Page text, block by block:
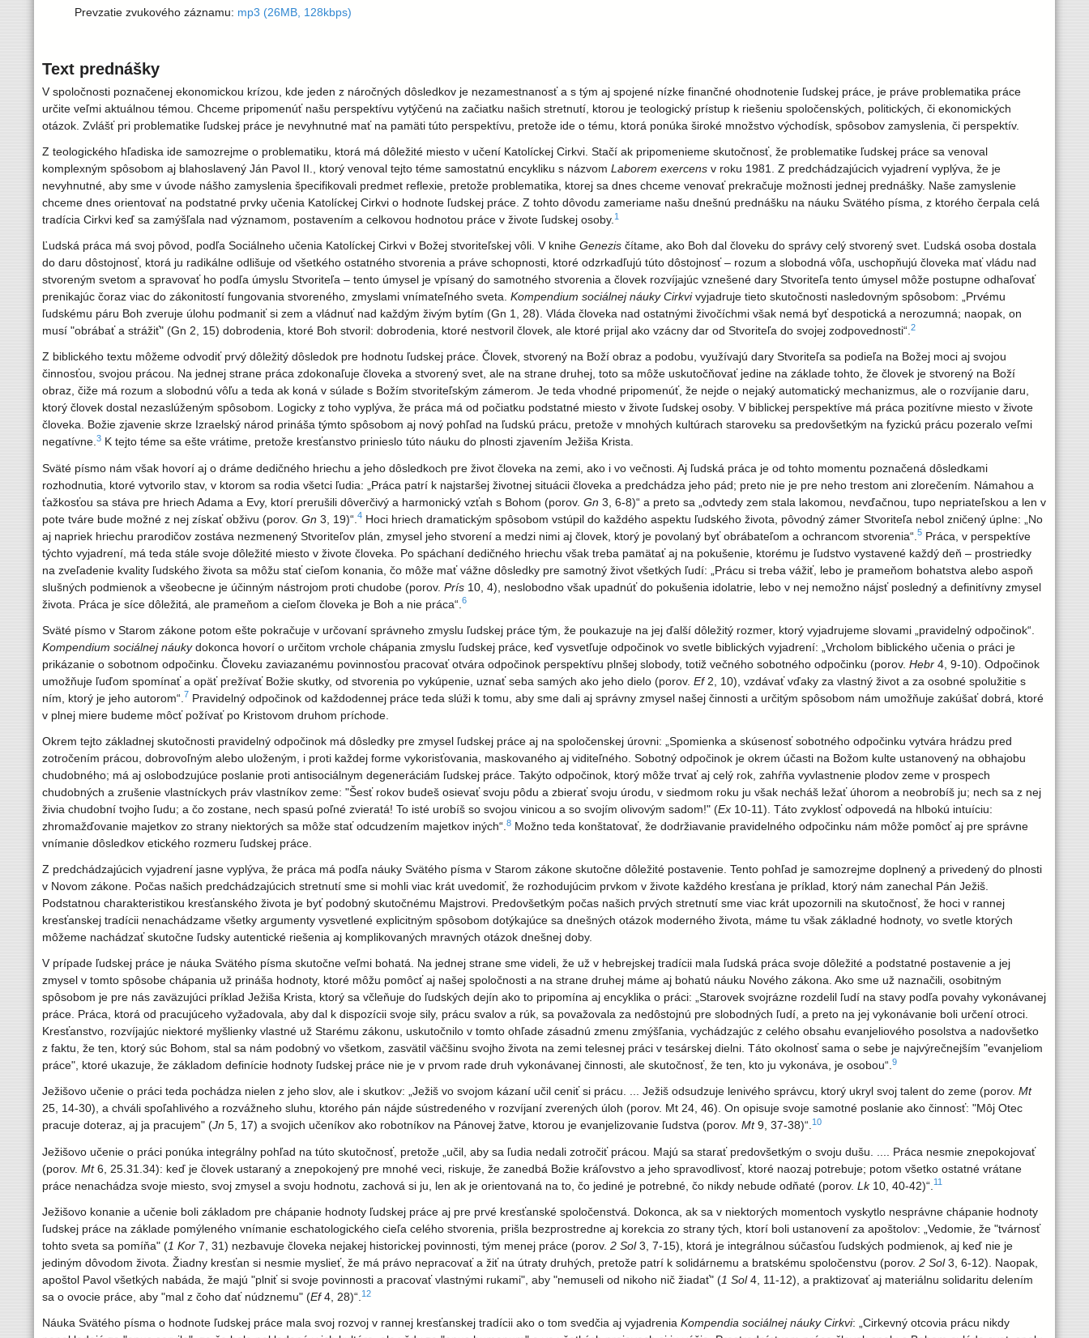
v
s
k
á
a
r
c
i
d
i
e
c
é
z
a
Prevzatie zvukového záznamu: mp3 (26MB, 128kbps)
Text prednášky
V spoločnosti poznačenej ekonomickou krízou, kde jeden z náročných dôsledkov je nezamestnanosť a s tým aj spojené nízke finančné ohodnotenie ľudskej práce, je práve problematika práce
určite veľmi aktuálnou témou. Chceme pripomenúť našu perspektívu vytýčenú na začiatku našich stretnutí, ktorou je teologický prístup k riešeniu spoločenských, politických, či ekonomických
otázok. Zvlášť pri problematike ľudskej práce je nevyhnutné mať na pamäti túto perspektívu, pretože ide o tému, ktorá ponúka široké množstvo východísk, spôsobov zamyslenia, či perspektív.
Z teologického hľadiska ide samozrejme o problematiku, ktorá má dôležité miesto v učení Katolíckej Cirkvi. Stačí ak pripomenieme skutočnosť, že problematike ľudskej práce sa venoval
komplexným spôsobom aj blahoslavený Ján Pavol II., ktorý venoval tejto téme samostatnú encykliku s názvom Laborem exercens v roku 1981. Z predchádzajúcich vyjadrení vyplýva, že je
nevyhnutné, aby sme v úvode nášho zamyslenia špecifikovali predmet reflexie, pretože problematika, ktorej sa dnes chceme venovať prekračuje možnosti jednej prednášky. Naše zamyslenie
chceme dnes orientovať na podstatné prvky učenia Katolíckej Cirkvi o hodnote ľudskej práce. Z tohto dôvodu zameriame našu dnešnú prednášku na náuku Svätého písma, z ktorého čerpala celá
tradícia Cirkvi keď sa zamýšľala nad významom, postavením a celkovou hodnotou práce v živote ľudskej osoby. 1
Ľudská práca má svoj pôvod, podľa Sociálneho učenia Katolíckej Cirkvi v Božej stvoriteľskej vôli. V knihe Genezis čítame, ako Boh dal človeku do správy celý stvorený svet. Ľudská osoba dostala
do daru dôstojnosť, ktorá ju radikálne odlišuje od všetkého ostatného stvorenia a práve schopnosti, ktoré odzrkadľujú túto dôstojnosť – rozum a slobodná vôľa, uschopňujú človeka mať vládu nad
stvoreným svetom a spravovať ho podľa úmyslu Stvoriteľa – tento úmysel je vpísaný do samotného stvorenia a človek rozvíjajúc vznešené dary Stvoriteľa tento úmysel môže postupne odhaľovať
prenikajúc čoraz viac do zákonitostí fungovania stvoreného, zmyslami vnímateľného sveta. Kompendium sociálnej náuky Cirkvivyjadruje tieto skutočnosti nasledovným spôsobom: „Prvému
ľudskému páru Boh zveruje úlohu podmaniť si zem a vládnuť nad každým živým bytím (Gn 1, 28). Vláda človeka nad ostatnými živočíchmi však nemá byť despotická a nerozumná; naopak, on
musí "obrábať a strážiť" (Gn 2, 15) dobrodenia, ktoré Boh stvoril: dobrodenia, ktoré nestvoril človek, ale ktoré prijal ako vzácny dar od Stvoriteľa do svojej zodpovednosti“. 2
Z biblického textu môžeme odvodiť prvý dôležitý dôsledok pre hodnotu ľudskej práce. Človek, stvorený na Boží obraz a podobu, využívajú dary Stvoriteľa sa podieľa na Božej moci aj svojou
činnosťou, svojou prácou. Na jednej strane práca zdokonaľuje človeka a stvorený svet, ale na strane druhej, toto sa môže uskutočňovať jedine na základe tohto, že človek je stvorený na Boží
obraz, čiže má rozum a slobodnú vôľu a teda ak koná v súlade s Božím stvoriteľským zámerom. Je teda vhodné pripomenúť, že nejde o nejaký automatický mechanizmus, ale o rozvíjanie daru,
ktorý človek dostal nezaslúženým spôsobom. Logicky z toho vyplýva, že práca má od počiatku podstatné miesto v živote ľudskej osoby. V biblickej perspektíve má práca pozitívne miesto v živote
človeka. Božie zjavenie skrze Izraelský národ prináša týmto spôsobom aj nový pohľad na ľudskú prácu, pretože v mnohých kultúrach staroveku sa predovšetkým na fyzickú prácu pozeralo veľmi
negatívne.3 K tejto téme sa ešte vrátime, pretože kresťanstvo prinieslo túto náuku do plnosti zjavením Ježiša Krista.
Sväté písmo nám však hovorí aj o dráme dedičného hriechu a jeho dôsledkoch pre život človeka na zemi, ako i vo večnosti. Aj ľudská práca je od tohto momentu poznačená dôsledkami
rozhodnutia, ktoré vytvorilo stav, v ktorom sa rodia všetci ľudia: „Práca patrí k najstaršej životnej situácii človeka a predchádza jeho pád; preto nie je pre neho trestom ani zlorečením. Námahou a
ťažkosťou sa stáva pre hriech Adama a Evy, ktorí prerušili dôverčivý a harmonický vzťah s Bohom (porov. Gn 3, 6-8)“ a preto sa „odvtedy zem stala lakomou, nevďačnou, tupo nepriateľskou a len v
pote tváre bude možné z nej získať obživu (porov. Gn 3, 19)“. 4 Hoci hriech dramatickým spôsobom vstúpil do každého aspektu ľudského života, pôvodný zámer Stvoriteľa nebol zničený úplne: „No
aj napriek hriechu prarodičov zostáva nezmenený Stvoriteľov plán, zmysel jeho stvorení a medzi nimi aj človek, ktorý je povolaný byť obrábateľom a ochrancom stvorenia“. 5 Práca, v perspektíve
týchto vyjadrení, má teda stále svoje dôležité miesto v živote človeka. Po spáchaní dedičného hriechu však treba pamätať aj na pokušenie, ktorému je ľudstvo vystavené každý deň – prostriedky
na zveľadenie kvality ľudského života sa môžu stať cieľom konania, čo môže mať vážne dôsledky pre samotný život všetkých ľudí: „Prácu si treba vážiť, lebo je prameňom bohatstva alebo aspoň
slušných podmienok a všeobecne je účinným nástrojom proti chudobe (porov. Prís 10, 4), neslobodno však upadnúť do pokušenia idolatrie, lebo v nej nemožno nájsť posledný a definitívny zmysel
života. Práca je síce dôležitá, ale prameňom a cieľom človeka je Boh a nie práca“. 6
Sväté písmo v Starom zákone potom ešte pokračuje v určovaní správneho zmyslu ľudskej práce tým, že poukazuje na jej ďalší dôležitý rozmer, ktorý vyjadrujeme slovami „pravidelný odpočinok“.
Kompendium sociálnej náukydokonca hovorí o určitom vrchole chápania zmyslu ľudskej práce, keď vysvetľuje odpočinok vo svetle biblických vyjadrení: „Vrcholom biblického učenia o práci je
prikázanie o sobotnom odpočinku. Človeku zaviazanému povinnosťou pracovať otvára odpočinok perspektívu plnšej slobody, totiž večného sobotného odpočinku (porov. Hebr 4, 9-10). Odpočinok
umožňuje ľuďom spomínať a opäť prežívať Božie skutky, od stvorenia po vykúpenie, uznať seba samých ako jeho dielo (porov. Ef2, 10), vzdávať vďaky za vlastný život a za osobné spolužitie s
ním, ktorý je jeho autorom“. 7 Pravidelný odpočinok od každodennej práce teda slúži k tomu, aby sme dali aj správny zmysel našej činnosti a určitým spôsobom nám umožňuje zakúšať dobrá, ktoré
v plnej miere budeme môcť požívať po Kristovom druhom príchode.
Okrem tejto základnej skutočnosti pravidelný odpočinok má dôsledky pre zmysel ľudskej práce aj na spoločenskej úrovni: „Spomienka a skúsenosť sobotného odpočinku vytvára hrádzu pred
zotročením prácou, dobrovoľným alebo uloženým, i proti každej forme vykorisťovania, maskovaného aj viditeľného. Sobotný odpočinok je okrem účasti na Božom kulte ustanovený na obhajobu
chudobného; má aj oslobodzujúce poslanie proti antisociálnym degeneráciám ľudskej práce. Takýto odpočinok, ktorý môže trvať aj celý rok, zahŕňa vyvlastnenie plodov zeme v prospech
chudobných a zrušenie vlastníckych práv vlastníkov zeme: "Šesť rokov budeš osievať svoju pôdu a zbierať svoju úrodu, v siedmom roku ju však necháš ležať úhorom a neobrobíš ju; nech sa z nej
živia chudobní tvojho ľudu; a čo zostane, nech spasú poľné zvieratá! To isté urobíš so svojou vinicou a so svojím olivovým sadom!" (Ex 10-11). Táto zvyklosť odpovedá na hlbokú intuíciu:
zhromažďovanie majetkov zo strany niektorých sa môže stať odcudzením majetkov iných“. 8 Možno teda konštatovať, že dodržiavanie pravidelného odpočinku nám môže pomôcť aj pre správne
vnímanie dôsledkov etického rozmeru ľudskej práce.
Z predchádzajúcich vyjadrení jasne vyplýva, že práca má podľa náuky Svätého písma v Starom zákone skutočne dôležité postavenie. Tento pohľad je samozrejme doplnený a privedený do plnosti
v Novom zákone. Počas našich predchádzajúcich stretnutí sme si mohli viac krát uvedomiť, že rozhodujúcim prvkom v živote každého kresťana je príklad, ktorý nám zanechal Pán Ježiš.
Podstatnou charakteristikou kresťanského života je byť podobný skutočnému Majstrovi. Predovšetkým počas našich prvých stretnutí sme viac krát upozornili na skutočnosť, že hoci v rannej
kresťanskej tradícii nenachádzame všetky argumenty vysvetlené explicitným spôsobom dotýkajúce sa dnešných otázok moderného života, máme tu však základné hodnoty, vo svetle ktorých
môžeme nachádzať skutočne ľudsky autentické riešenia aj komplikovaných mravných otázok dnešnej doby.
V prípade ľudskej práce je náuka Svätého písma skutočne veľmi bohatá. Na jednej strane sme videli, že už v hebrejskej tradícii mala ľudská práca svoje dôležité a podstatné postavenie a jej
zmysel v tomto spôsobe chápania už prináša hodnoty, ktoré môžu pomôcť aj našej spoločnosti a na strane druhej máme aj bohatú náuku Nového zákona. Ako sme už naznačili, osobitným
spôsobom je pre nás zaväzujúci príklad Ježiša Krista, ktorý sa včleňuje do ľudských dejín ako to pripomína aj encyklika o práci: „Starovek svojrázne rozdelil ľudí na stavy podľa povahy vykonávanej
práce. Práca, ktorá od pracujúceho vyžadovala, aby dal k dispozícii svoje sily, prácu svalov a rúk, sa považovala za nedôstojnú pre slobodných ľudí, a preto na jej vykonávanie boli určení otroci.
Kresťanstvo, rozvíjajúc niektoré myšlienky vlastné už Starému zákonu, uskutočnilo v tomto ohľade zásadnú zmenu zmýšľania, vychádzajúc z celého obsahu evanjeliového posolstva a nadovšetko
z faktu, že ten, ktorý súc Bohom, stal sa nám podobný vo všetkom, zasvätil väčšinu svojho života na zemi telesnej práci v tesárskej dielni. Táto okolnosť sama o sebe je najvýrečnejším "evanjeliom
práce", ktoré ukazuje, že základom definície hodnoty ľudskej práce nie je v prvom rade druh vykonávanej činnosti, ale skutočnosť, že ten, kto ju vykonáva, je osobou“.9
Ježišovo učenie o práci teda pochádza nielen z jeho slov, ale i skutkov: „Ježiš vo svojom kázaní učil ceniť si prácu. ... Ježiš odsudzuje lenivého správcu, ktorý ukryl svoj talent do zeme (porov. Mt
25, 14-30), a chváli spoľahlivého a rozvážneho sluhu, ktorého pán nájde sústredeného v rozvíjaní zverených úloh (porov. Mt 24, 46). On opisuje svoje samotné poslanie ako činnosť: "Môj Otec
pracuje doteraz, aj ja pracujem" (Jn 5, 17) a svojich učeníkov ako robotníkov na Pánovej žatve, ktorou je evanjelizovanie ľudstva (porov. Mt9, 37-38)“.10
Ježišovo učenie o práci ponúka integrálny pohľad na túto skutočnosť, pretože „učil, aby sa ľudia nedali zotročiť prácou. Majú sa starať predovšetkým o svoju dušu. .... Práca nesmie znepokojovať
(porov. Mt6, 25.31.34): keď je človek ustaraný a znepokojený pre mnohé veci, riskuje, že zanedbá Božie kráľovstvo a jeho spravodlivosť, ktoré naozaj potrebuje; potom všetko ostatné vrátane
práce nenachádza svoje miesto, svoj zmysel a svoju hodnotu, zachová si ju, len ak je orientovaná na to, čo jediné je potrebné, čo nikdy nebude odňaté (porov. Lk10, 40-42)“. 11
Ježišovo konanie a učenie boli základom pre chápanie hodnoty ľudskej práce aj pre prvé kresťanské spoločenstvá. Dokonca, ak sa v niektorých momentoch vyskytlo nesprávne chápanie hodnoty
ľudskej práce na základe pomýleného vnímanie eschatologického cieľa celého stvorenia, prišla bezprostredne aj korekcia zo strany tých, ktorí boli ustanovení za apoštolov: „Vedomie, že "tvárnosť
tohto sveta sa pomíňa" (1 Kor 7, 31) nezbavuje človeka nejakej historickej povinnosti, tým menej práce (porov. 2 Sol3, 7-15), ktorá je integrálnou súčasťou ľudských podmienok, aj keď nie je
jediným dôvodom života. Žiadny kresťan si nesmie myslieť, že má právo nepracovať a žiť na útraty druhých, pretože patrí k solidárnemu a bratskému spoločenstvu (porov. 2 Sol3, 6-12). Naopak,
apoštol Pavol všetkých nabáda, že majú "plniť si svoje povinnosti a pracovať vlastnými rukami", aby "nemuseli od nikoho nič žiadať" (1 Sol4, 11-12), a praktizovať aj materiálnu solidaritu delením
sa o ovocie práce, aby "mal z čoho dať núdznemu" (Ef4, 28)“. 12
Náuka Svätého písma o hodnote ľudskej práce mala svoj rozvoj v rannej kresťanskej tradícii ako o tom svedčia aj vyjadrenia Kompendia sociálnej náuky Cirkvi: „Cirkevný otcovia prácu nikdy